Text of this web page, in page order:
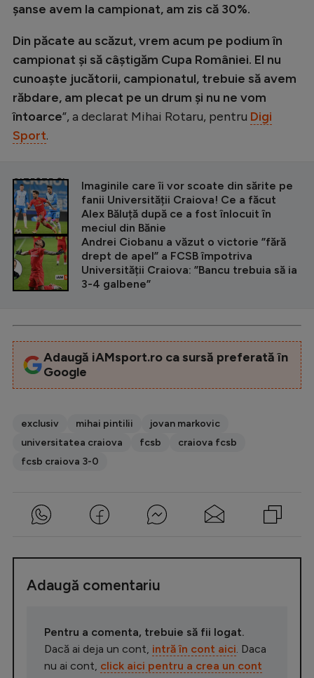
șanse avem la campionat, am zis că 30%.
Din păcate au scăzut, vrem acum pe podium în
campionat și să câștigăm Cupa României. El nu
cunoaște jucătorii, campionatul, trebuie să avem
răbdare, am plecat pe un drum și nu ne vom
întoarce”, a declarat Mihai Rotaru, pentru Digi
Sport.
CITEȘTE ȘI
Imaginile care îi vor scoate din sărite pe
fanii Universității Craiova! Ce a făcut
Alex Băluță după ce a fost înlocuit în
meciul din Bănie
Andrei Ciobanu a văzut o victorie ”fără
drept de apel” a FCSB împotriva
Universității Craiova: ”Bancu trebuia să ia
3-4 galbene”
Adaugă iAMsport.ro ca sursă preferată în
Google
exclusiv mihai pintilii
jovan markovic
universitatea craiova
fcsb
craiova fcsb
fcsb craiova 3-0
Adaugă comentariu
Pentru a comenta, trebuie să fii logat.
Dacă ai deja un cont, intră în cont aici . Daca
nu ai cont, click aici pentru a crea un cont